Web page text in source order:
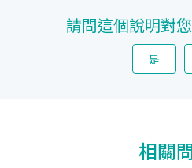
請問這個說明對
是
相關